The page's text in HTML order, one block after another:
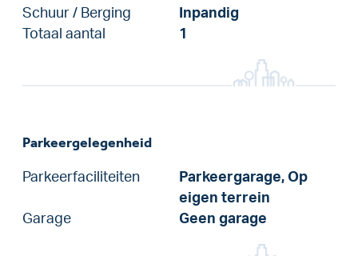
Schuur / Berging
Inpandig
Totaal aantal
1
Parkeergelegenheid
Parkeerfaciliteiten
Parkeergarage, Op
eigen terrein
Garage
Geen garage